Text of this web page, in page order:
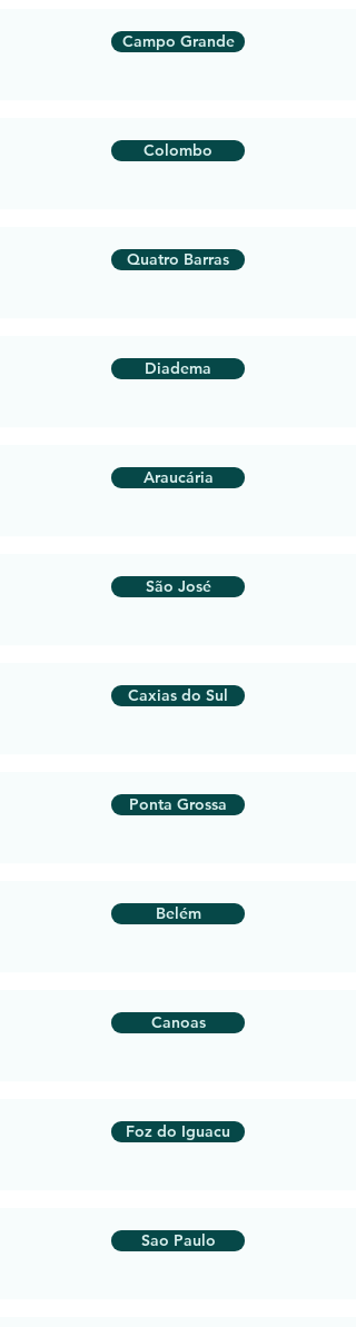
Campo Grande
Colombo
Quatro Barras
Diadema
Araucária
São José
Caxias do Sul
Ponta Grossa
Belém
Canoas
Foz do Iguacu
Sao Paulo